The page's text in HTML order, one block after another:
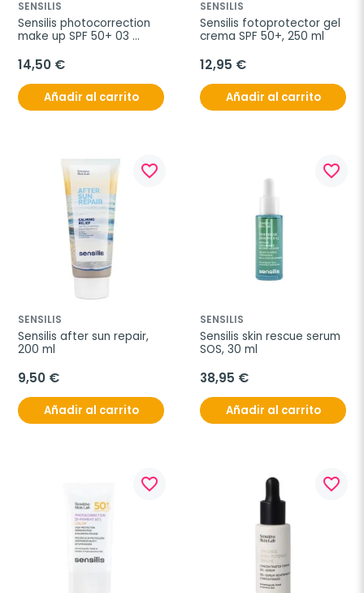
SENSILIS
Sensilis photocorrection
make up SPF 50+ 03
14,50 €
Añadir al carrito
SENSILIS
Sensilis fotoprotector gel
crema SPF 50+, 250 ml
12,95 €
Añadir al carrito
favorite_border
SENSILIS
Sensilis after sun repair,
200 ml
9,50 €
Añadir al carrito
favorite_border
SENSILIS
Sensilis skin rescue serum
SOS, 30 ml
38,95 €
Añadir al carrito
favorite_border favorite_border